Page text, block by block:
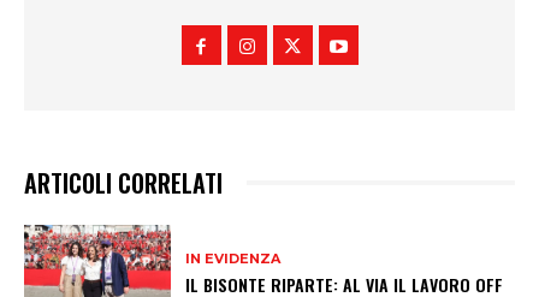
ARTICOLI CORRELATI
IN EVIDENZA
IL BISONTE RIPARTE: AL VIA IL LAVORO OFF